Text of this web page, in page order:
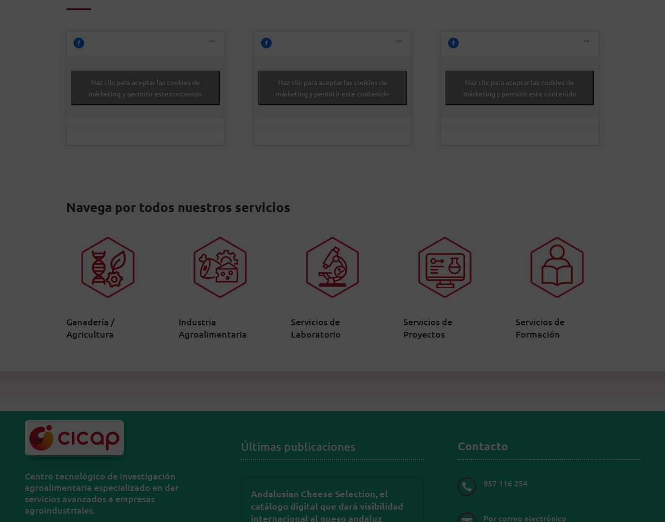
Haz clic para aceptar las cookies de
márketing y permitir este contenido
Haz clic para aceptar las cookies de
márketing y permitir este contenido
Haz clic para aceptar las cookies de
márketing y permitir este contenido
Navega por todos nuestros servicios
Ganadería /
Agricultura
Industria
Agroalimentaria
Servicios de
Laboratorio
Servicios de
Proyectos
Servicios de
Formación
Centro tecnológico de investigación
agroalimentaria especializado en dar
servicios avanzados a empresas
agroindustriales.
Últimas publicaciones
Andalusian Cheese Selection, el
catálogo digital que dará visibilidad
internacional al queso andaluz
Contacto
 957 116 254
Por correo electrónico